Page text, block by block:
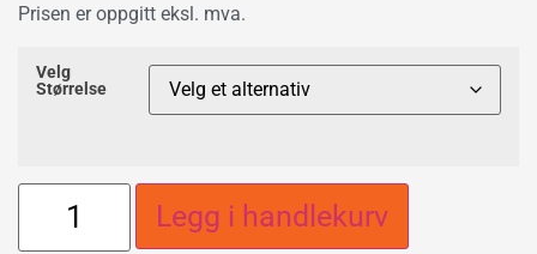
Prisen er oppgitt eksl. mva.
Velg
Størrelse
Legg i handlekurv